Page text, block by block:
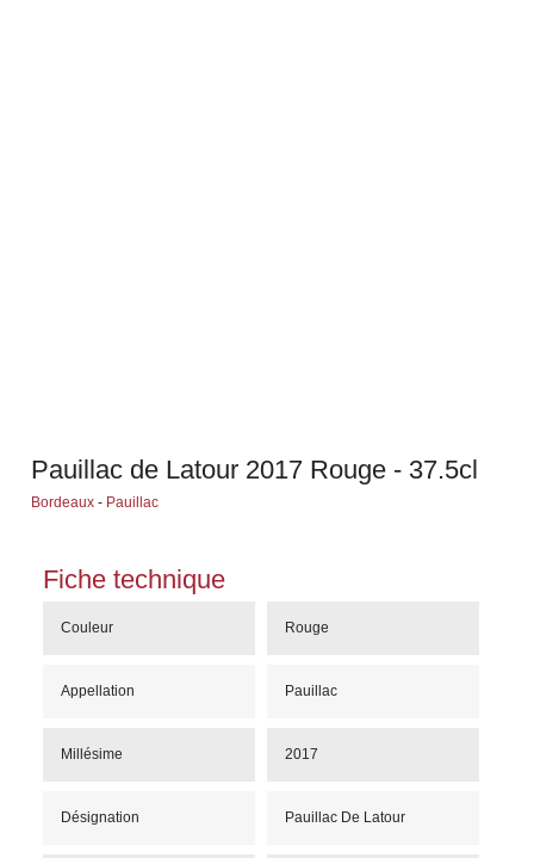
Pauillac de Latour 2017 Rouge - 37.5cl
Bordeaux - Pauillac
Fiche technique
Couleur Rouge
Appellation Pauillac
Millésime 2017
Désignation Pauillac De Latour